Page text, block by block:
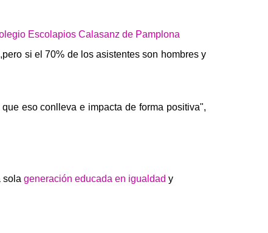
Escolapios Calasanz de Pamplona
si el 70% de los asistentes son hombres y
eso conlleva e impacta de forma positiva",
sola generación educada en igualdad y